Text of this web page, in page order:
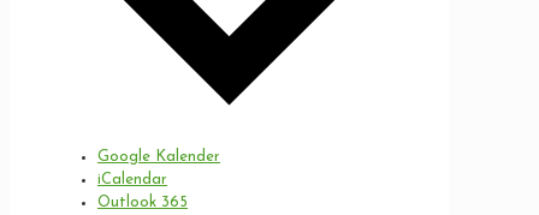
Google Kalender
iCalendar
Outlook 365